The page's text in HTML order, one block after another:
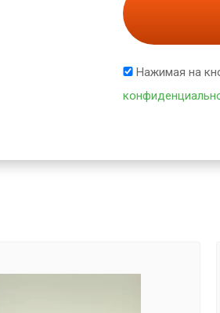
Нажимая на